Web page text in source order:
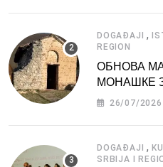
DOGAĐAJI ,
REGION
ОБНОВА
МОНАШКЕ
СРБИЈЕ
26/07/2026
DOGAĐAJI ,
SRBIJA I